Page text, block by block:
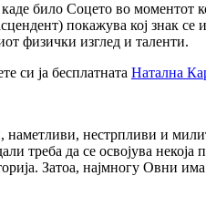
било Соцето во моментот
покажува кој знак се
физички изглед и таленти.
си ја бесплатната Натална
нестрпливи и
треба да се освојува некоја
Затоа, најмногу Овни има